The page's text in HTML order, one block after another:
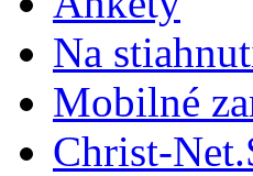
Na
Mobilné
Christ-